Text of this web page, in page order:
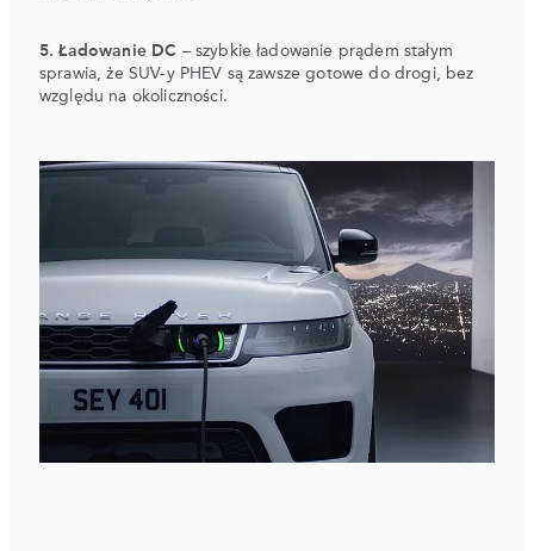
5. Ładowanie DC – szybkie ładowanie prądem stałym
sprawia, że SUV-y PHEV są zawsze gotowe do drogi, bez
względu na okoliczności.